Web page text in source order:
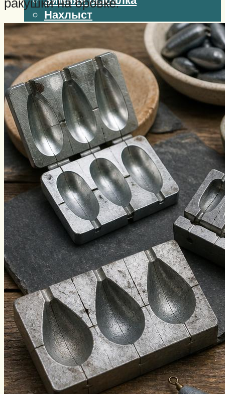
Нахлыст
Снаряжение
Эхолоты
Лодки и моторы
Узлы
Рецепты
Разное
Меню